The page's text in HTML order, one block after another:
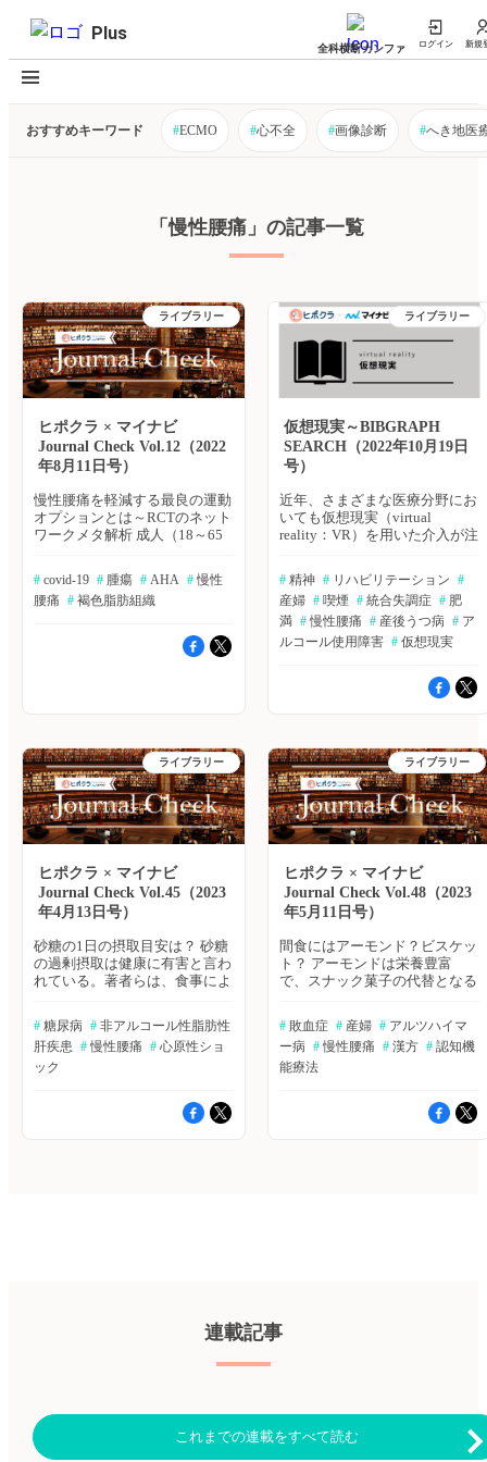
Plus
全科横断カンファ ログイン 新規
おすすめキーワード #ECMO #心不全 #画像診断 #へき地医
「慢性腰痛」の記事一覧
ライブラリー
ヒポクラ × マイナビ
Journal Check Vol.12（2022
年8月11日号）
慢性腰痛を軽減する最良の運動
オプションとは～RCTのネット
ワークメタ解析 成人（18～65
みと障害を軽減するために最適
な運動は何かを検討するため、
2021年7月までに公表された研
り系統的に検索し、適格条件を
満たした118件のRCT（9,710
が新たな心血管健康状態の評価
指標『Life’s Essential 8』を発表
2010年、米国心臓協会
（AHA）は、疾患治療のみに焦
点を当てるのではなく、集団お
よび個人のライフコースにわた
る積極的な健康増進と維持を含
むパラダイムシフトを促進する
ため、心血管の健康という新し
い概念を定義した。この度、最
新のエビデンスを受け定義の更
新が行われ、新たな指標として
『Life’s Essential 8』が発表され
た。Circulation誌2022年8月2日
読む 寒冷による抗腫瘍効果を
確認 グルコースの取り込み
は、がん細胞の解糖に必須であ
り、脂肪組織の非ふるえ熱産生
る。寒冷や薬物による褐色脂肪
組織（BAT）の発熱性代謝の活
読む COVID-19後遺症の有病率
や症状は？ COVID-19感染から
まざまな症状に悩まされている
症状の特徴、有病率、重症度を
分析した初めての報告である。
Lancet誌2022年8月6日号の報
# covid-19 # 腫瘍 # AHA # 慢性
腰痛 # 褐色脂肪組織
ライブラリー
仮想現実～BIBGRAPH
SEARCH（2022年10月19日
号）
近年、さまざまな医療分野にお
いても仮想現実（virtual
reality：VR）を用いた介入が注
加している。そのような中、
2022年10月10日には大塚製薬
が統合失調症向けVR支援プロ
グラムを提供することを発表し
た。今回紹介する論文では、統
痛、妊婦のストレスに対する
VR介入効果や肥満や喫煙、ア
ィオ 鷹野 敦夫） 『BIBGRAPH
SEARCH』では、エクスメディ
オが提供する文献検索サービス
「Bibgraph」より、注目キーワ
ードで検索された最新論文をま
とめてご紹介しています。 統
合失調症患者にVRを用いたリ
ハビリテーション介入は受け入
れられるのか Manghisi VM, et
al. Games Health J. 2022 Sep 8.
[Online ahead of print]
≫Bibgraphを読む 終末期の緩
和ケアに対するVRの可能性
Guenther M, et al. BMC Palliat
を読む VRによるスーパーヒー
ローの具現化で慢性腰痛患者の
ボディイメージが改善？ Harvie
DS, et al. Disabil Rehabil Assist
ahead of print] ≫Bibgraphを読
む ストレス軽減にVRでの緑地
調症向けVR支援プログラム
# 精神 # リハビリテーション #
産婦 # 喫煙 # 統合失調症 # 肥
満 # 慢性腰痛 # 産後うつ病 # ア
ルコール使用障害 # 仮想現実
ライブラリー
ヒポクラ × マイナビ
Journal Check Vol.45（2023
年4月13日号）
砂糖の1日の摂取目安は？ 砂糖
の過剰摂取は健康に有害と言わ
れている。著者らは、食事によ
影響を評価した既存のメタ分析
の、アンブレラレビューを行っ
た。BMJ誌2023年4月5日号の
報告。 ≫ヒポクラ論文検索で
ビデンス 腰痛治療には、薬物
療法が最もよく行われている。
の薬物治療における利点と有害
事象について、MR拮抗薬（フ
ィネレノンを含む）とチルゼパ
ラスを対象に検証した。BMJ誌
2023年4月6日号の報告。 ≫ヒ
ポクラ論文検索で続きを読む
# 糖尿病 # 非アルコール性脂肪性
肝疾患 # 慢性腰痛 # 心原性ショ
ック
ライブラリー
ヒポクラ × マイナビ
Journal Check Vol.48（2023
年5月11日号）
間食にはアーモンド？ビスケッ
ト？ アーモンドは栄養豊富
で、スナック菓子の代替となる
の研究では、アーモンドの定期
摂取により、体重が増加するこ
となく健康上のメリットが得ら
れると報告されているが、ほと
るか、追加の食事アドバイスを
含むものであった。著者らは、
花・赤芍・川芎・丹参・当帰を
日死亡率に対するXBJの効果を
調べるために、多施設共同無作
為化二重盲検プラセボ対照試験
# 敗血症 # 産婦 # アルツハイマ
ー病 # 慢性腰痛 # 漢方 # 認知機
能療法
連載記事
これまでの連載をすべて読む